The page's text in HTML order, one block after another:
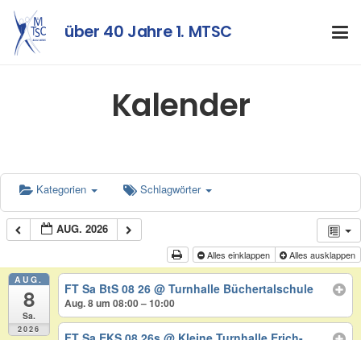
über 40 Jahre 1. MTSC
Kalender
Kategorien Schlagwörter
AUG. 2026
Alles einklappen Alles ausklappen
AUG.
8
Sa.
2026
FT Sa BtS 08 26@ Turnhalle Büchertalschule
Aug. 8 um 08:00 – 10:00